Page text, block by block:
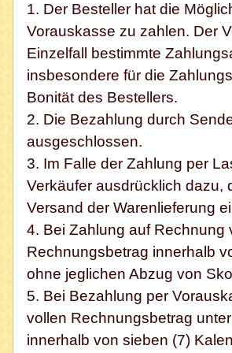
1. Der Besteller hat die
Vorauskasse zu zahlen. Der
Einzelfall bestimmte
insbesondere für die
Bonität des Bestellers.
2. Die Bezahlung durch
ausgeschlossen.
3. Im Falle der Zahlung per
Verkäufer ausdrücklich dazu,
Versand der Warenlieferung
4. Bei Zahlung auf Rechnung
Rechnungsbetrag innerhalb
ohne jeglichen Abzug von
5. Bei Bezahlung per
vollen Rechnungsbetrag
innerhalb von sieben (7)